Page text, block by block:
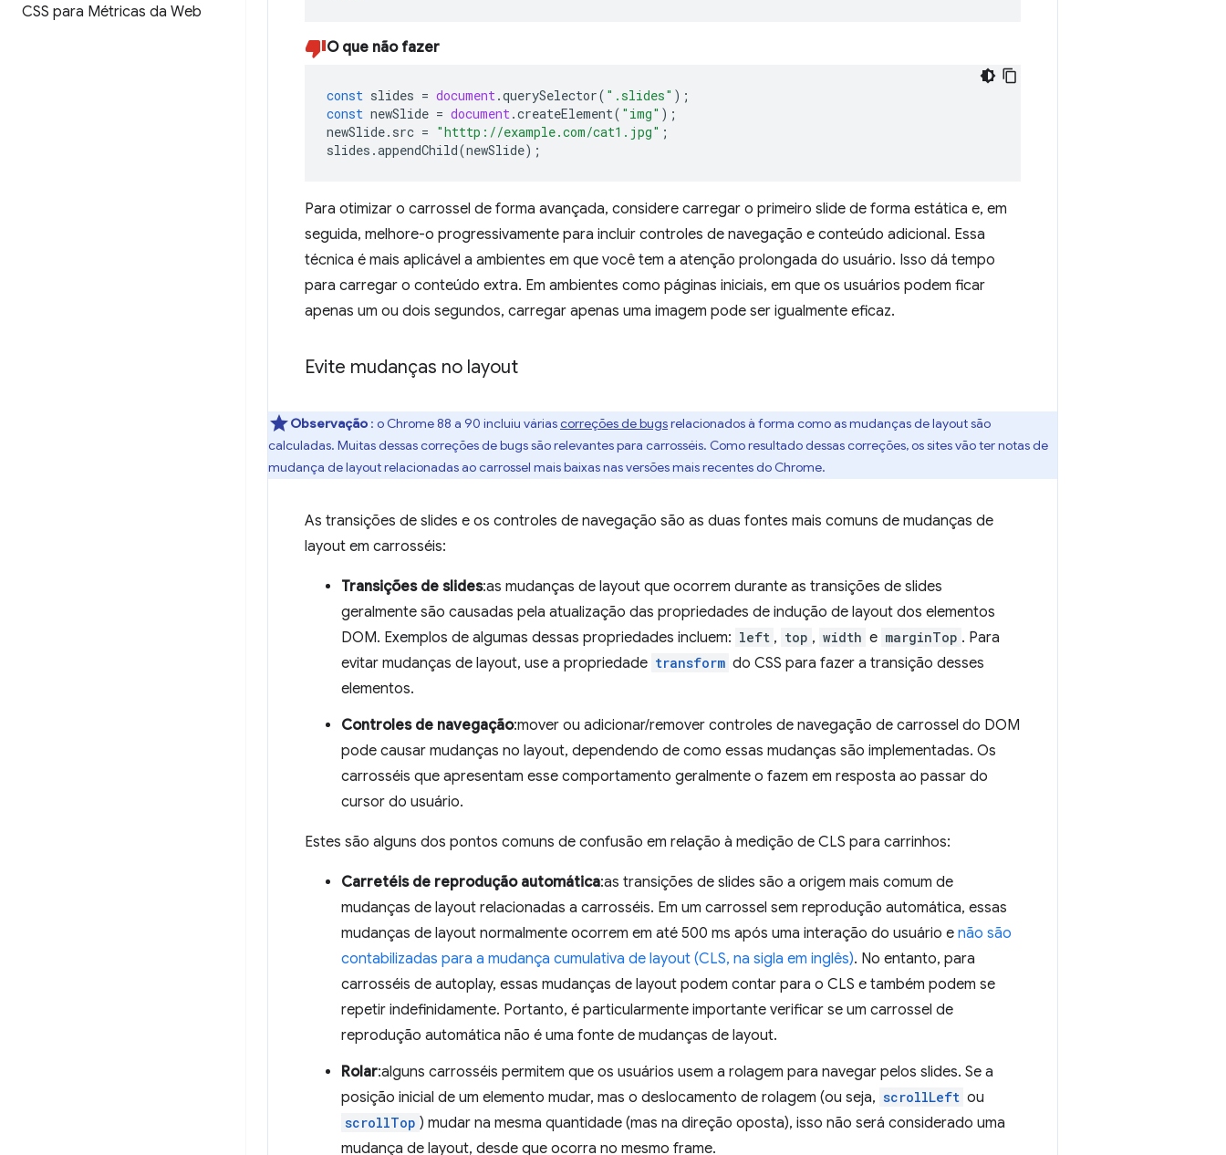
CSS para Métricas da Web
O que não fazer
const slides = document.querySelector( ".slides" );
const newSlide = document.createElement( "img" );
newSlide. src = "htttp://example.com/cat1.jpg" ;
slides .appendChild(newSlide);
Para otimizar o carrossel de forma avançada, considere carregar o primeiro slide de forma estática e, em
seguida, melhore-o progressivamente para incluir controles de navegação e conteúdo adicional. Essa
técnica é mais aplicável a ambientes em que você tem a atenção prolongada do usuário. Isso dá tempo
para carregar o conteúdo extra. Em ambientes como páginas iniciais, em que os usuários podem ficar
apenas um ou dois segundos, carregar apenas uma imagem pode ser igualmente eficaz.
Evite mudanças no layout
Observação : o Chrome 88 a 90 incluiu váriascorreções de bugsrelacionados à forma como as mudanças de layout são
calculadas. Muitas dessas correções de bugs são relevantes para carrosséis. Como resultado dessas correções, os sites vão ter notas de
mudança de layout relacionadas ao carrossel mais baixas nas versões mais recentes do Chrome.
As transições de slides e os controles de navegação são as duas fontes mais comuns de mudanças de
layout em carrosséis:
Transições de slides:as mudanças de layout que ocorrem durante as transições de slides
geralmente são causadas pela atualização das propriedades de indução de layout dos elementos
DOM. Exemplos de algumas dessas propriedades incluem: left , top , width e marginTop . Para
evitar mudanças de layout, use a propriedade transform do CSS para fazer a transição desses
elementos.
Controles de navegação:mover ou adicionar/remover controles de navegação de carrossel do DOM
pode causar mudanças no layout, dependendo de como essas mudanças são implementadas. Os
carrosséis que apresentam esse comportamento geralmente o fazem em resposta ao passar do
cursor do usuário.
Estes são alguns dos pontos comuns de confusão em relação à medição de CLS para carrinhos:
Carretéis de reprodução automática:as transições de slides são a origem mais comum de
mudanças de layout relacionadas a carrosséis. Em um carrossel sem reprodução automática, essas
mudanças de layout normalmente ocorrem em até 500 ms após uma interação do usuário e não são
contabilizadas para a mudança cumulativa de layout (CLS, na sigla em inglês). No entanto, para
carrosséis de autoplay, essas mudanças de layout podem contar para o CLS e também podem se
repetir indefinidamente. Portanto, é particularmente importante verificar se um carrossel de
reprodução automática não é uma fonte de mudanças de layout.
Rolar:alguns carrosséis permitem que os usuários usem a rolagem para navegar pelos slides. Se a
posição inicial de um elemento mudar, mas o deslocamento de rolagem (ou seja, scrollLeft ou
scrollTop ) mudar na mesma quantidade (mas na direção oposta), isso não será considerado uma
mudança de layout, desde que ocorra no mesmo frame.